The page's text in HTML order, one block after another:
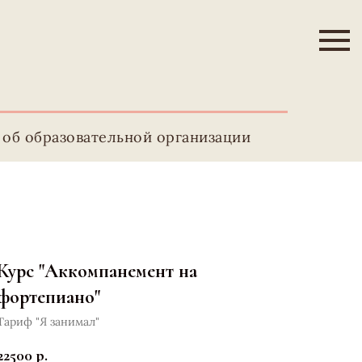
образовательной организации
"Аккомпанемент на
"Я занимал"
р.